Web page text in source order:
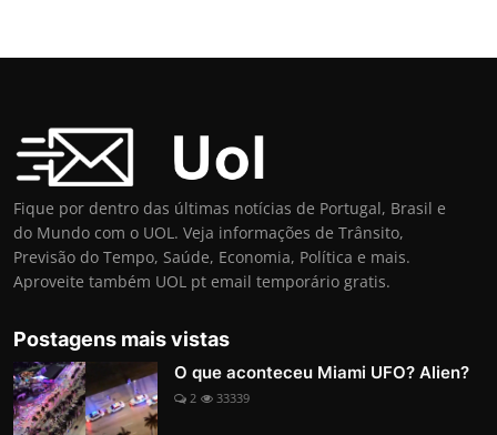
Fique por dentro das últimas notícias de Portugal, Brasil e
do Mundo com o UOL. Veja informações de Trânsito,
Previsão do Tempo, Saúde, Economia, Política e mais.
Aproveite também UOL pt email temporário gratis.
Postagens mais vistas
O que aconteceu Miami UFO? Alien?
2 33339